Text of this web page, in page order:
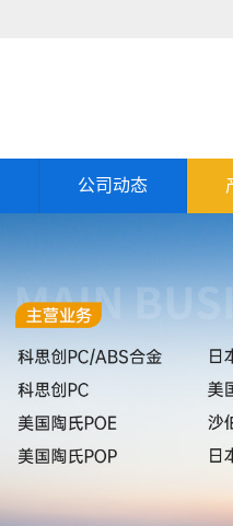
公司动态